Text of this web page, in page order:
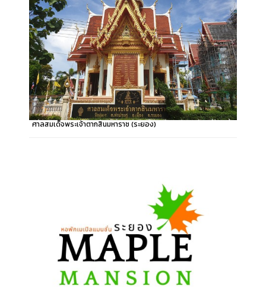
ศาลสมเด็จพระเจ้าตากสินมหาราช (ระยอง)